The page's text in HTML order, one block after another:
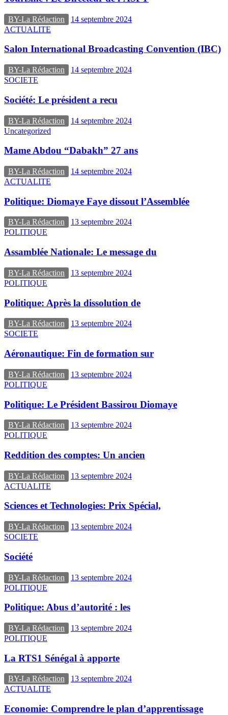
BY-La Rédaction
14 septembre 2024
ACTUALITE
Salon International Broadcasting Convention (IBC)
BY-La Rédaction
14 septembre 2024
SOCIETE
Société: Le président a recu
BY-La Rédaction
14 septembre 2024
Uncategorized
Mame Abdou “Dabakh” 27 ans
BY-La Rédaction
14 septembre 2024
ACTUALITE
Politique: Diomaye Faye dissout l’Assemblée
BY-La Rédaction
13 septembre 2024
POLITIQUE
Assamblée Nationale: Le message du
BY-La Rédaction
13 septembre 2024
POLITIQUE
Politique: Après la dissolution de
BY-La Rédaction
13 septembre 2024
SOCIETE
Aéronautique: Fin de formation sur
BY-La Rédaction
13 septembre 2024
POLITIQUE
Politique: Le Président Bassirou Diomaye
BY-La Rédaction
13 septembre 2024
POLITIQUE
Reddition des comptes: Un ancien
BY-La Rédaction
13 septembre 2024
ACTUALITE
Sciences et Technologies: Prix Spécial,
BY-La Rédaction
13 septembre 2024
SOCIETE
Société
BY-La Rédaction
13 septembre 2024
POLITIQUE
Politique: Abus d’autorité : les
BY-La Rédaction
13 septembre 2024
POLITIQUE
La RTS1 Sénégal à apporte
BY-La Rédaction
13 septembre 2024
ACTUALITE
Economie: Comprendre le plan d’apprentissage